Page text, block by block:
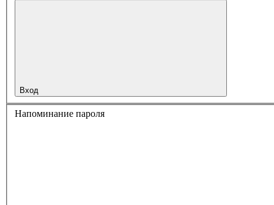
Вход
Напоминание пароля